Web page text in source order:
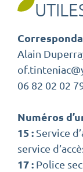
Alain
06 82 02 02
Numéros
15 : Service
service
17 : Police